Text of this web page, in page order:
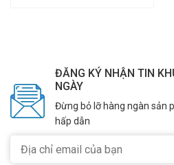
ĐĂNG KÝ NHẬN TIN
NGÀY
Đừng bỏ lỡ hàng ngàn sản
hấp dẫn